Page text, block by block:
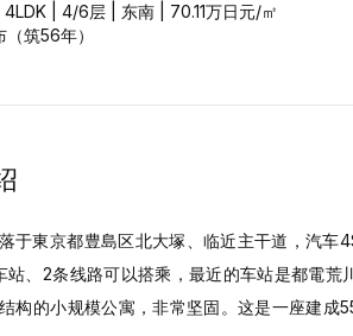
4LDK 4/6层 东南 70.11万日元/㎡
（筑56年）
于東京都豊島区北大塚、临近主干道，汽车
站、2条线路可以搭乘，最近的车站是都電荒
构的小规模公寓，非常坚固。这是一座建成